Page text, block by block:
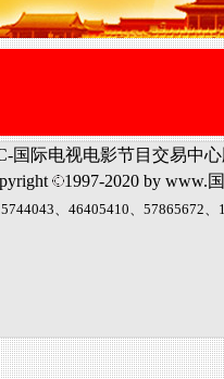
国际电视电影节目交易中
1997-2020 by www.
、46405410、57865672